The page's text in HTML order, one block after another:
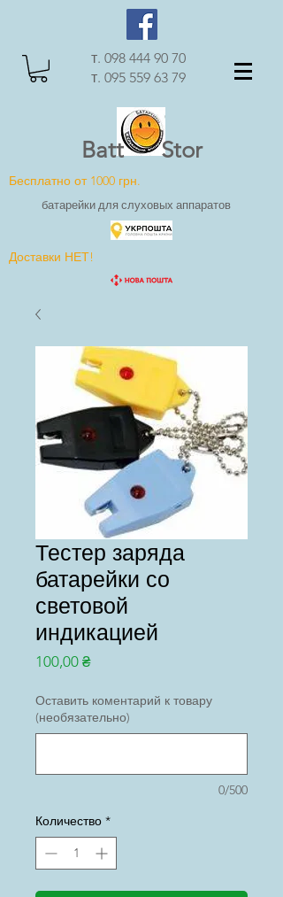
т. 098 444 90 70
т. 095 559 63 79
Batt Stor
Бесплатно от 1000 грн.
батарейки для слуховых аппаратов
Доставки НЕТ!
Тестер заряда
батарейки со
световой
индикацией
100,00 ₴Цена
Оставить коментарий к товару
(необязательно)
0/500
Количество *